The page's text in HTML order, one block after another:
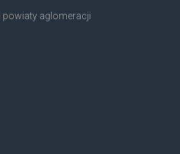
powiaty aglomeracji